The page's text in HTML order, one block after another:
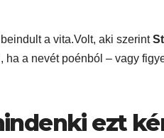
a vita.Volt, aki szerint
a nevét poénból – vagy
ezt